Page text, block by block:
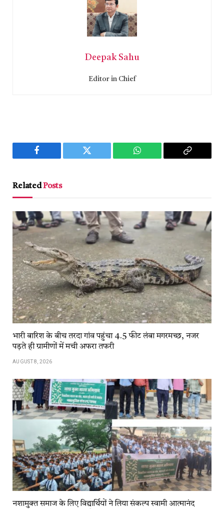
Deepak Sahu
Editor in Chief
Facebook Twitter WhatsApp
Copy
RelatedPosts
भारी बारिश के बीच तरदा गांव पहुंचा 4.5 फीट लंबा मगरमच्छ, नजर
पड़ते ही ग्रामीणों में मची अफरा तफरी
AUGUST 8, 2026
नशामुक्त समाज के लिए विद्यार्थियों ने लिया संकल्प स्वामी आत्मानंद